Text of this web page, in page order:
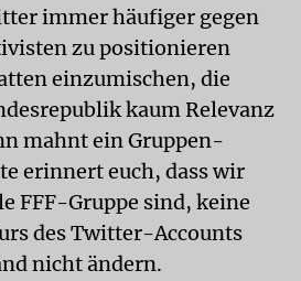
immer häufiger gegen
zu positionieren
einzumischen, die
kaum Relevanz
mahnt ein Gruppen-
erinnert euch, dass wir
FFF-Gruppe sind, keine
des Twitter-Accounts
nicht ändern.